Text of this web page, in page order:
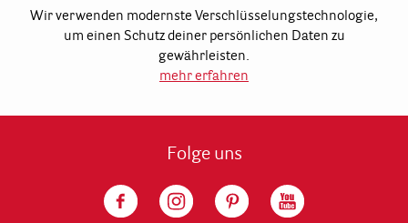
Wir verwenden modernste Verschlüsselungstechnologie,
um einen Schutz deiner persönlichen Daten zu
gewährleisten.
mehr erfahren
Folge uns